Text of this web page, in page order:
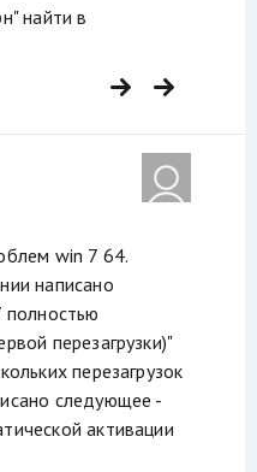
найти в
win 7 64.
написано
полностью
перезагрузки)"
перезагрузок
следующее -
активации